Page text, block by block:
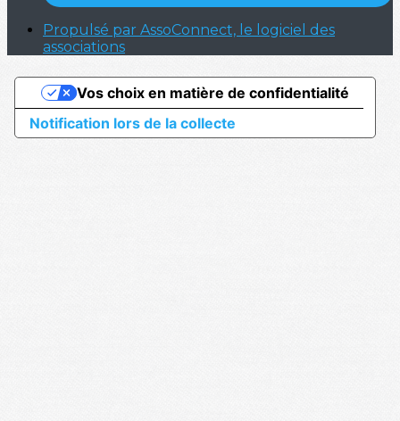
Propulsé par AssoConnect, le logiciel des
associations
Notification lors de la collecte
Vos choix en matière de confidentialité